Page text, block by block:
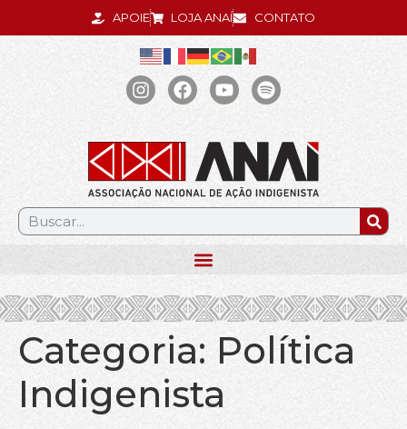
APOIE LOJA ANAÍ CONTATO
.
Categoria: Política
Indigenista